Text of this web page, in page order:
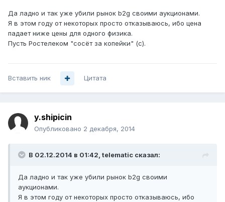
Да ладно и так уже убили рынок b2g своими аукционами.
Я в этом году от некоторых просто отказываюсь, ибо цена
падает ниже цены для одного физика.
Пусть Ростелеком "сосёт за копейки" (с).
Вставить ник Цитата
y.shipicin
Опубликовано 2 декабря, 2014
В 02.12.2014 в 01:42, telematic сказал:
Да ладно и так уже убили рынок b2g своими
аукционами.
Я в этом году от некоторых просто отказываюсь, ибо